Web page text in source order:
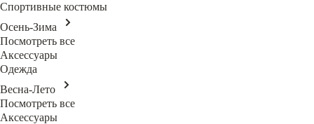
Спортивные костюмы
Осень-Зима
Посмотреть все
Аксессуары
Одежда
Весна-Лето
Посмотреть все
Аксессуары